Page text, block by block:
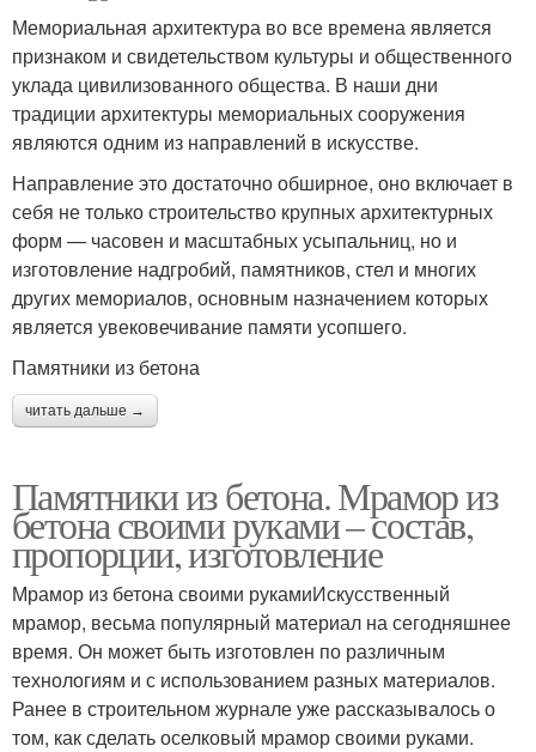
Мемориальная архитектура во все времена является
признаком и свидетельством культуры и общественного
уклада цивилизованного общества. В наши дни
традиции архитектуры мемориальных сооружения
являются одним из направлений в искусстве.
Направление это достаточно обширное, оно включает в
себя не только строительство крупных архитектурных
форм — часовен и масштабных усыпальниц, но и
изготовление надгробий, памятников, стел и многих
других мемориалов, основным назначением которых
является увековечивание памяти усопшего.
Памятники из бетона
читать дальше →
Памятники из бетона. Мрамор из
бетона своими руками – состав,
пропорции, изготовление
Мрамор из бетона своими рукамиИскусственный
мрамор, весьма популярный материал на сегодняшнее
время. Он может быть изготовлен по различным
технологиям и с использованием разных материалов.
Ранее в строительном журнале уже рассказывалось о
том, как сделать оселковый мрамор своими руками.